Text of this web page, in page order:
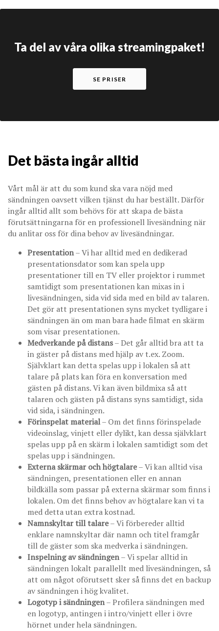
Ta del av våra olika streamingpaket!
SE PRISER
Det bästa ingår alltid
Vårt mål är att du som kund ska vara nöjd med
sändningen oavsett vilken tjänst du har beställt. Därför
ingår alltid allt som behövs för att skapa de bästa
förutsättningarna för en professionell livesändning när
du anlitar oss för dina behov av livesändningar.
Presentation– Vi har alltid med en dedikerad
presentationsdator som kan spela upp
presentationer till en TV eller projektor i rummet
samtidigt som presentationen kan mixas in i
livesändningen, sida vid sida med en bild av talaren.
Det gör att presentationen syns mycket tydligare i
sändningen än om man bara hade filmat en skärm
som visar presentationen.
Medverkande på distans– Det går alltid bra att ta
in gäster på distans med hjälp av t.ex. Zoom.
Självklart kan detta spelas upp i lokalen så att
talare på plats kan föra en konversation med
gästen på distans. Vi kan även bildmixa så att
talaren och gästen på distans syns samtidigt, sida
vid sida, i sändningen.
Förinspelat material– Om det finns förinspelade
videoinslag, vinjett eller dylikt, kan dessa självklart
spelas upp på en skärm i lokalen samtidigt som det
spelas upp i sändningen.
Externa skärmar och högtalare– Vi kan alltid visa
sändningen, presentationen eller en annan
bildkälla som passar på externa skärmar som finns i
lokalen. Om det finns behov av högtalare kan vi ta
med detta utan extra kostnad.
Namnskyltar till talare– Vi förbereder alltid
enklare namnskyltar där namn och titel framgår
till de gäster som ska medverka i sändningen.
Inspelning av sändningen– Vi spelar alltid in
sändningen lokalt parallellt med livesändningen, så
att om något oförutsett sker så finns det en backup
av sändningen i hög kvalitet.
Logotyp i sändningen– Profilera sändningen med
en logotyp, antingen i intro/vinjett eller i övre
hörnet under hela sändningen.